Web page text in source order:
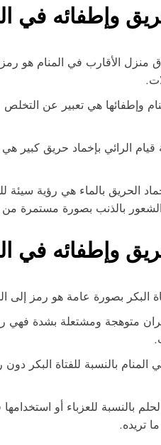
وإطفائه في
منزل الأقارب في المنام هو
وإطفائها هي تعبير عن
الرائي بإخماد حريق كبير
الحريق بالماء هي رؤية سيئة
بالذنب بصورة مستمرة من
وإطفائه في
البكر بصورة عامة هو رمز إلى
متوهجة ومشتعلة بشدة فهي
المنام بالنسبة للفتاة البكر
بالنسبة للعزباء أو
تريده.